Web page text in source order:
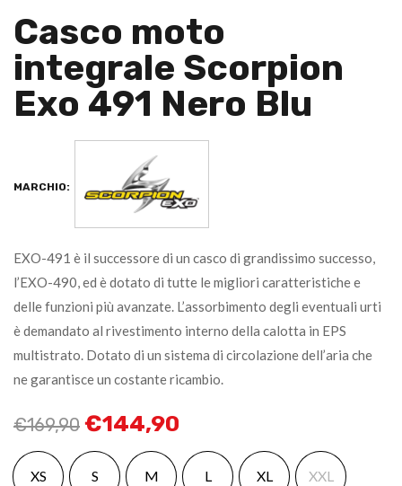
Casco moto
integrale Scorpion
Exo 491 Nero Blu
MARCHIO:
EXO-491 è il successore di un casco di grandissimo successo,
l’EXO-490, ed è dotato di tutte le migliori caratteristiche e
delle funzioni più avanzate. L’assorbimento degli eventuali urti
è demandato al rivestimento interno della calotta in EPS
multistrato. Dotato di un sistema di circolazione dell’aria che
ne garantisce un costante ricambio.
€169,90 €144,90
XS S M L XL XXL